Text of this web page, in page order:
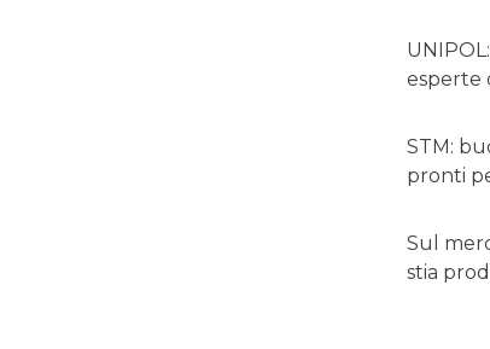
esperte
STM:
pronti
Sul
stia